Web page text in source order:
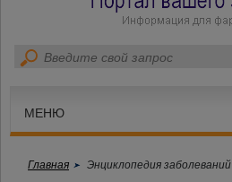
МЕНЮ
Главная Энциклопедия заболеваний